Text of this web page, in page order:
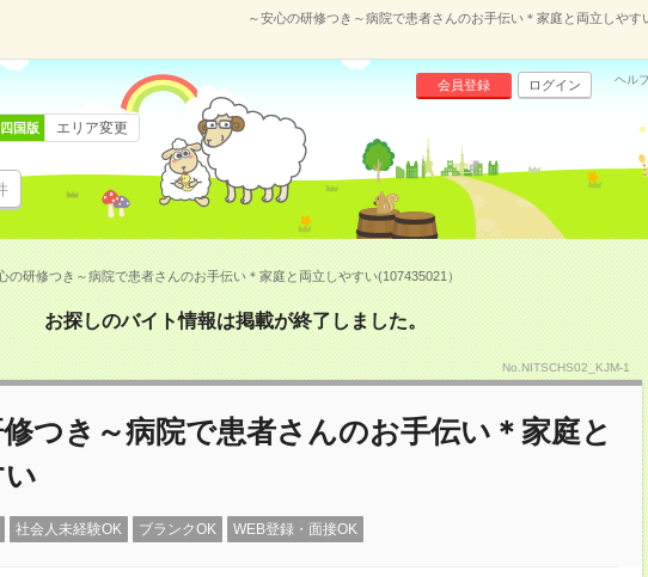
～安心の研修つき～病院で患者さんのお手伝い＊家庭と両立しやす
会員登録 ログイン ヘル
国版 エリア変更
の研修つき～病院で患者さんのお手伝い＊家庭と両立しやすい(107435021）
お探しのバイト情報は掲載が終了しました。
No.NITSCHS02_KJM-1
つき～病院で患者さんのお手伝い＊家庭と
社会人未経験OK ブランクOK WEB登録・面接OK